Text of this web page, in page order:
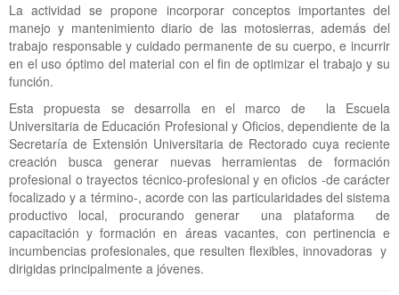
La actividad se propone incorporar conceptos importantes del
manejo y mantenimiento diario de las motosierras, además del
trabajo responsable y cuidado permanente de su cuerpo, e incurrir
en el uso óptimo del material con el fin de optimizar el trabajo y su
función.
Esta propuesta se desarrolla en el marco de la Escuela
Universitaria de Educación Profesional y Oficios, dependiente de la
Secretaría de Extensión Universitaria de Rectorado cuya reciente
creación busca generar nuevas herramientas de formación
profesional o trayectos técnico-profesional y en oficios -de carácter
focalizado y a término-, acorde con las particularidades del sistema
productivo local, procurando generar una plataforma de
capacitación y formación en áreas vacantes, con pertinencia e
incumbencias profesionales, que resulten flexibles, innovadoras y
dirigidas principalmente a jóvenes.